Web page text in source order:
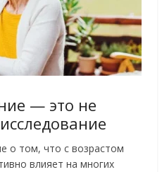
— это не
о том, что с возрастом
влияет на многих